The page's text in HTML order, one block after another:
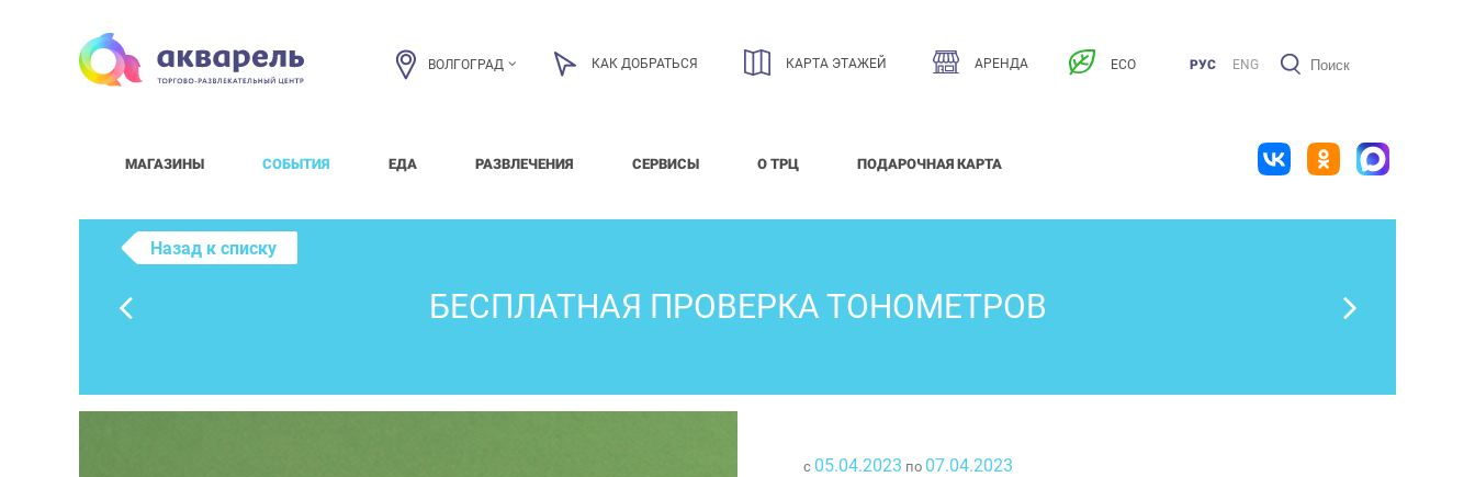
ВОЛГОГРАД КАК ДОБРАТЬСЯ КАРТА ЭТАЖЕЙ АРЕНДА ECO РУС ENG
МАГАЗИНЫ СОБЫТИЯ ЕДА РАЗВЛЕЧЕНИЯ СЕРВИСЫ О ТРЦ ПОДАРОЧНАЯ КАРТА
Назад к списку
БЕСПЛАТНАЯ ПРОВЕРКА ТОНОМЕТРОВ
с 05.04.2023 по 07.04.2023